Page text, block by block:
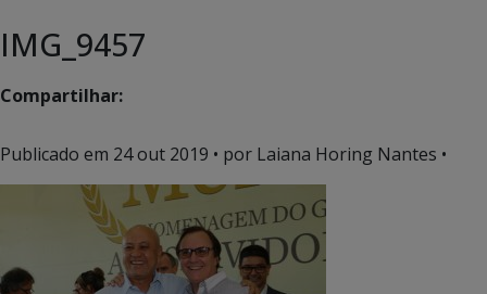
IMG_9457
Compartilhar:
Publicado em 24 out 2019 • por Laiana Horing Nantes •